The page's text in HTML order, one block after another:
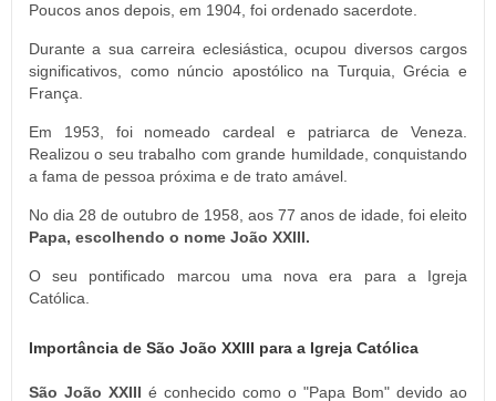
Poucos anos depois, em 1904, foi ordenado sacerdote.
Durante a sua carreira eclesiástica, ocupou diversos cargos
significativos, como núncio apostólico na Turquia, Grécia e
França.
Em 1953, foi nomeado cardeal e patriarca de Veneza.
Realizou o seu trabalho com grande humildade, conquistando
a fama de pessoa próxima e de trato amável.
No dia 28 de outubro de 1958, aos 77 anos de idade, foi eleito
Papa, escolhendo o nome João XXIII.
O seu pontificado marcou uma nova era para a Igreja
Católica.
Importância de São João XXIII para a Igreja Católica
São João XXIII é conhecido como o "Papa Bom" devido ao